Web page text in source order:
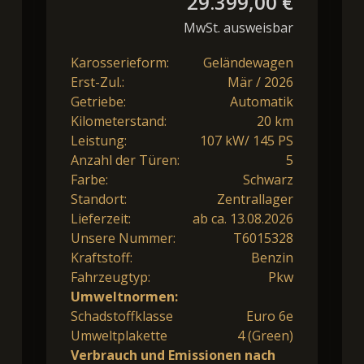
MwSt. ausweisbar
Karosserieform:
Geländewagen
Erst-Zul.:
Mär / 2026
Getriebe:
Automatik
Kilometerstand:
20 km
Leistung:
107 kW/ 145 PS
Anzahl der Türen:
5
Farbe:
Schwarz
Standort:
Zentrallager
Lieferzeit:
ab ca. 13.08.2026
Unsere Nummer:
T6015328
Kraftstoff:
Benzin
Fahrzeugtyp:
Pkw
Umweltnormen:
Schadstoffklasse
Euro 6e
Umweltplakette
4 (Green)
Verbrauch und Emissionen nach